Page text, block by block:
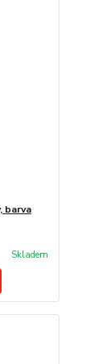
barva
Skladem